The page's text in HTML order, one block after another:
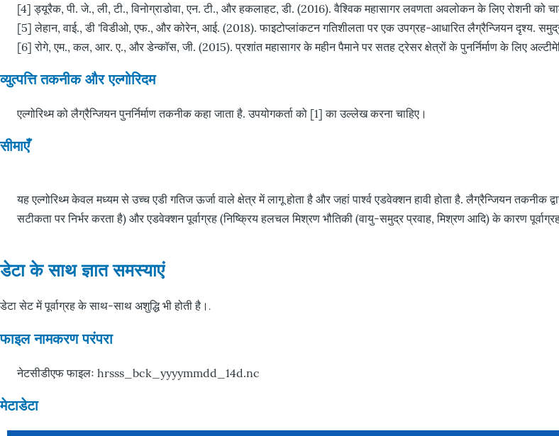
[4] ड्यूरैक, पी. जे., ली, टी., विनोग्राडोवा, एन. टी., और हकलाहट, डी. (2016). वैश्विक महासागर लवणता अवलोकन के लिए रोशनी को
[5] लेहान, वाई., डी 'विडीओ, एफ., और कोरेन, आई. (2018). फाइटोप्लांकटन गतिशीलता पर एक उपग्रह-आधारित लैग्रैन्जियन दृश्य. समुद्री
[6] रोगे, एम., कल, आर. ए., और डेन्कॉस, जी. (2015). प्रशांत महासागर के महीन पैमाने पर सतह ट्रेसर क्षेत्रों के पुनर्निर्माण के लिए
व्युत्पत्ति तकनीक और एल्गोरिदम
एल्गोरिथ्म को लैग्रैन्जियन पुनर्निर्माण तकनीक कहा जाता है. उपयोगकर्ता को [1] का उल्लेख करना चाहिए।
सीमाएँ
यह एल्गोरिथ्म केवल मध्यम से उच्च एडी गतिज ऊर्जा वाले क्षेत्र में लागू होता है और जहां पार्श्व एडवेक्शन हावी होता है. लैग्रैन्जियन तकनीक
सटीकता पर निर्भर करता है) और एडवेक्शन पूर्वाग्रह (निष्क्रिय हलचल मिश्रण भौतिकी (वायु-समुद्र प्रवाह, मिश्रण आदि) के कारण
डेटा के साथ ज्ञात समस्याएं
डेटा सेट में पूर्वाग्रह के साथ-साथ अशुद्धि भी होती है। .
फाइल नामकरण परंपरा
नेटसीडीएफ फाइलः hrsss_bck_yyyymmdd_14d.nc
मेटाडेटा